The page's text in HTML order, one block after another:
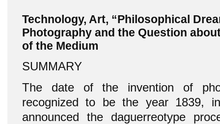
Technology, Art, “Philosophical
Photography and the Question
of the Medium
SUMMARY
The date of the invention of
recognized to be the year 1839,
announced the daguerreotype